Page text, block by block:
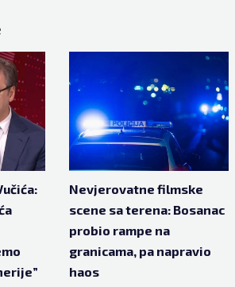
Nevjerovatne filmske
scene sa terena: Bosanac
probio rampe na
granicama, pa napravio
haos